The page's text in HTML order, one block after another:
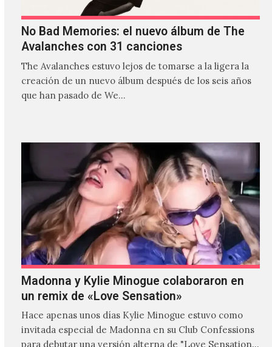
No Bad Memories: el nuevo álbum de The
Avalanches con 31 canciones
The Avalanches estuvo lejos de tomarse a la ligera la
creación de un nuevo álbum después de los seis años
que han pasado de We…
Madonna y Kylie Minogue colaboraron en
un remix de «Love Sensation»
Hace apenas unos días Kylie Minogue estuvo como
invitada especial de Madonna en su Club Confessions
para debutar una versión alterna de "Love Sensation",